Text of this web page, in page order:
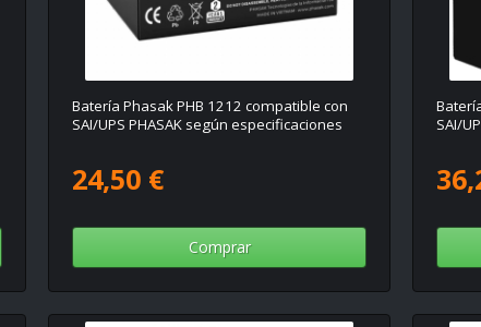
Batería Phasak PHB 1212 compatible con
SAI/UPS PHASAK según especificaciones
24,50 €
Comprar
SAI/